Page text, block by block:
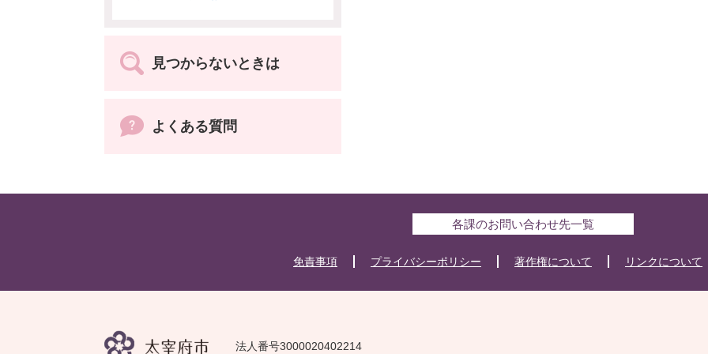
見つからないときは
よくある質問
各課のお問い合わせ先一覧
免責事項 プライバシーポリシー 著作権について リンクについて
法人番号3000020402214